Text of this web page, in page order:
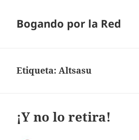
Bogando por la Red
Etiqueta:Altsasu
¡Y no lo retira!